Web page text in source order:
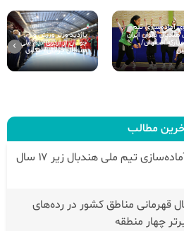
آماده‌سازی تیم
هندبال بانوان ایران
اصفهان/
بازدید وزیر ورزش و
جوانان از اردوی تیم ملی
هندبال جوانان/ عکس
›
مطالب
برگزاری پنجمین اردوی آماده‌سازی تیم ملی هندبال زیر ۱۷ سال
قهرمانی مناطق کشور در رده‌های
چهار منطقه